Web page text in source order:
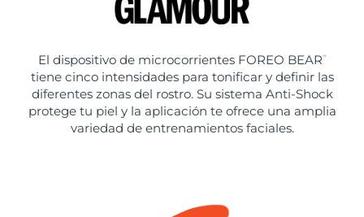
El dispositivo de microcorrientes FOREO BEAR ™
tiene cinco intensidades para tonificar y definir las
diferentes zonas del rostro. Su sistema Anti-Shock
protege tu piel y la aplicación te ofrece una amplia
variedad de entrenamientos faciales.